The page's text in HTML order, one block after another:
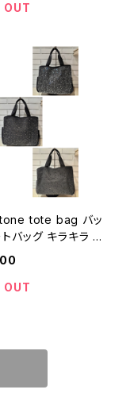
OUT
tote bag バッ
バッグ キラキラ ス
トラップ ポケット
OUT